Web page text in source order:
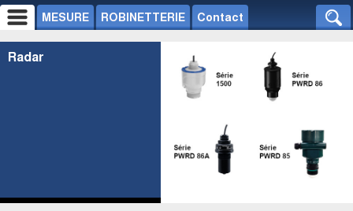
MESURE ROBINETTERIE Contact
Radar